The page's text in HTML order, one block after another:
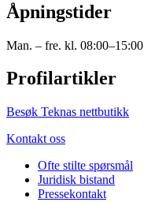
Åpningstider
Man. – fre. kl. 08:00–15:00
Profilartikler
Besøk Teknas nettbutikk
Kontakt oss
Ofte stilte spørsmål
Juridisk bistand
Pressekontakt